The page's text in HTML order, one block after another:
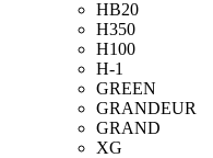
HB20
H350
H100
H-1
GREEN
GRANDEUR
GRAND
XG